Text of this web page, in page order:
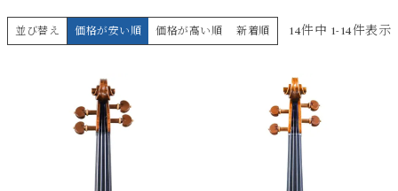
並び替え 価格が安い順 価格が高い順 新着順 14件中 1-14件表示